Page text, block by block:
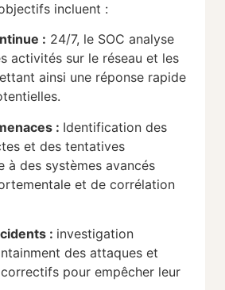
incluent :
: 24/7, le SOC analyse
activités sur le réseau et les
ainsi une réponse rapide
: Identification des
et des tentatives
à des systèmes avancés
et de corrélation
: investigation
des attaques et
pour empêcher leur